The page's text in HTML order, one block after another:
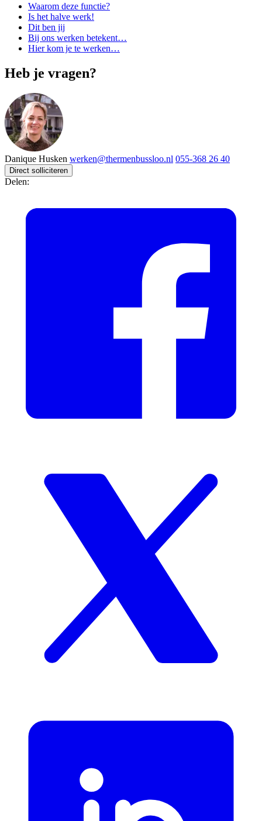
Waarom deze functie?
Is het halve werk!
Dit ben jij
Bij ons werken betekent…
Hier kom je te werken…
Heb je vragen?
Danique Husken werken@thermenbussloo.nl 055-368 26 40
Direct solliciteren
Delen: